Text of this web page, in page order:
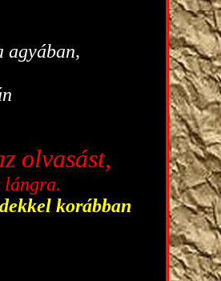
agyában,
olvasást,
lángra.
korábban